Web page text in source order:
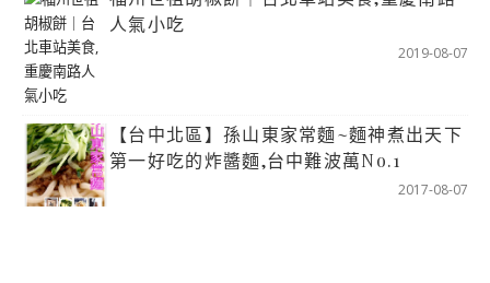
人氣小吃
2019-08-07
【台中北區】孫山東家常麵~麵神煮出天下
第一好吃的炸醬麵,台中難波萬No.1
2017-08-07